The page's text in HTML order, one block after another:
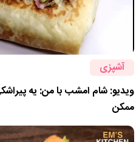
آشپزی
ویدیو: شام امشب با من: یه
ممکن